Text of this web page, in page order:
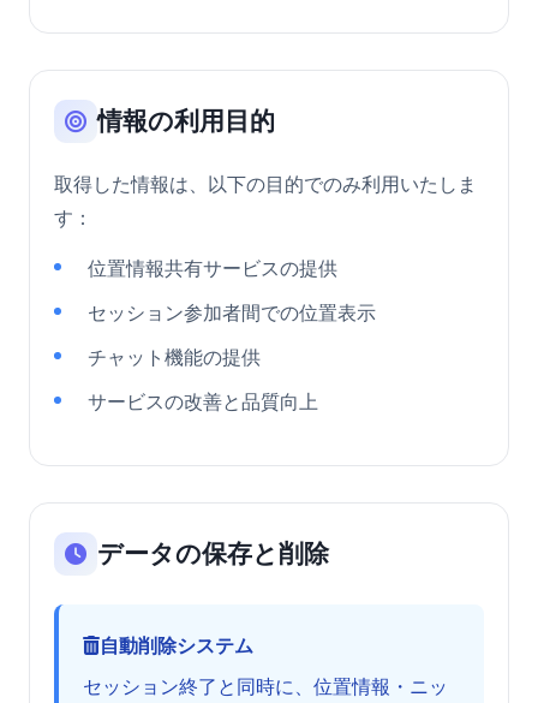
情報の利用目的
取得した情報は、以下の目的でのみ利用いたしま
す：
位置情報共有サービスの提供
セッション参加者間での位置表示
チャット機能の提供
サービスの改善と品質向上
データの保存と削除
自動削除システム
セッション終了と同時に、位置情報・ニッ